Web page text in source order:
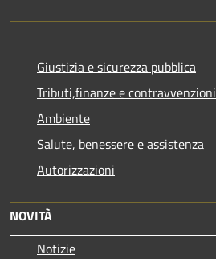
Giustizia e sicurezza pubblica
Tributi,finanze e contravvenzioni
Ambiente
Salute, benessere e assistenza
Autorizzazioni
NOVITÀ
Notizie